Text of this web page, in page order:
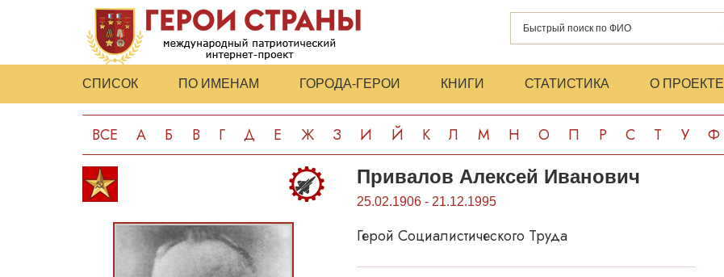
СПИСОК ПО ИМЕНАМ ГОРОДА-ГЕРОИ КНИГИ СТАТИСТИКА О ПРОЕКТЕ
ВСЕ А Б В Г Д Е Ж З И Й К Л М Н О П Р С Т У Ф
Привалов Алексей Иванович
25.02.1906 - 21.12.1995
Герой Социалистического Труда